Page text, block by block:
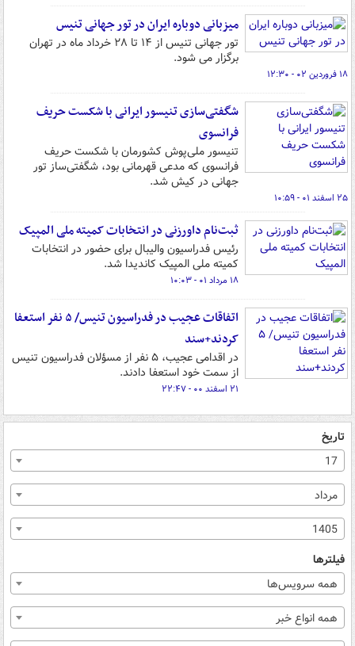
میزبانی دوباره ایران در تور جهانی تنیس
تور جهانی تنیس از ۱۴ تا ۲۸ خرداد ماه در تهران
برگزار می شود.
۱۸ فروردین ۰۲ - ۱۲:۳۰
شگفتی‌سازی تنیسور ایرانی با شکست حریف
فرانسوی
تنیسور ملی‌پوش کشورمان با شکست حریف
فرانسوی که مدعی قهرمانی بود، شگفتی‌ساز تور
جهانی در کیش شد.
۲۵ اسفند ۰۱ - ۱۰:۵۹
ثبت‌نام داورزنی در انتخابات کمیته ملی المپیک
رئیس فدراسیون والیبال برای حضور در انتخابات
کمیته ملی المپیک کاندیدا شد.
۱۸ مرداد ۰۱ - ۱۰:۰۳
اتفاقات عجیب در فدراسیون تنیس/ ۵ نفر استعفا
کردند+سند
در اقدامی عجیب، ۵ نفر از مسؤلان فدراسیون تنیس
از سمت خود استعفا دادند.
۲۱ اسفند ۰۰ - ۲۲:۴۷
تاریخ
17
مرداد
1405
فیلترها
همه سرویس‌ها
همه انواع خبر